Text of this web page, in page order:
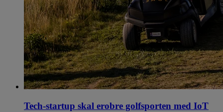
Tech-startup skal erobre golfsporten med IoT